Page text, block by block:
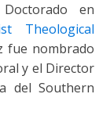
en
Theological
fue nombrado
y el Director
del Southern